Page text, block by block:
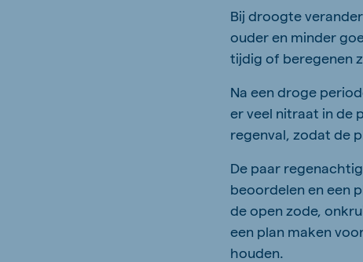
Bij droogte
ouder en minder
tijdig of beregenen
Na een droge
er veel nitraat in de
regenval, zodat de
De paar
beoordelen en een
de open zode,
een plan maken
houden.